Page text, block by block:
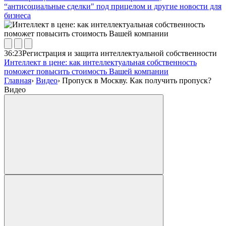
“антисоциальные сделки" под прицелом и другие новости для
бизнеса
36:23Регистрация и защита интеллектуальной собственности
Интеллект в цене: как интеллектуальная собственность
поможет повысить стоимость Вашей компании
Главная› Видео› Пропуск в Москву. Как получить пропуск?
Видео